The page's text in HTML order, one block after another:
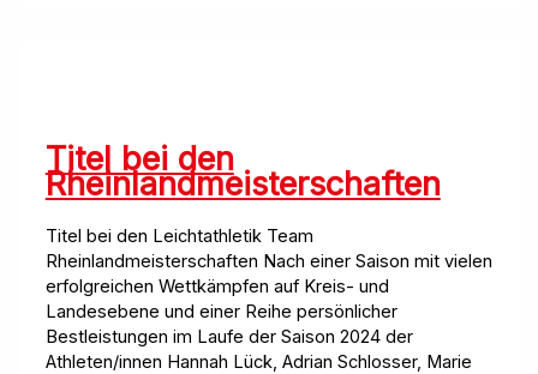
Titel bei den
Rheinlandmeisterschaften
Titel bei den Leichtathletik Team
Rheinlandmeisterschaften Nach einer Saison mit vielen
erfolgreichen Wettkämpfen auf Kreis- und
Landesebene und einer Reihe persönlicher
Bestleistungen im Laufe der Saison 2024 der
Athleten/innen Hannah Lück, Adrian Schlosser, Marie